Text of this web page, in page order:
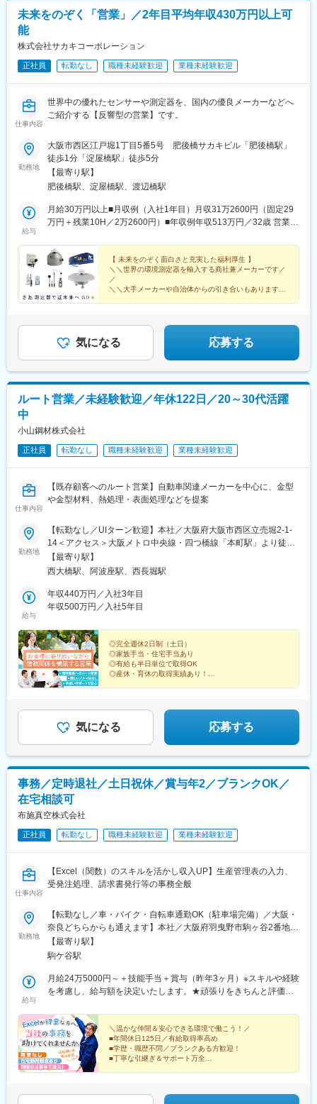
未来をのぞく「営業」／2年目平均年収430万円以上可
能
株式会社サカキコーポレーション
正社員 転勤なし 職種未経験歓迎 業種未経験歓迎
仕事内容
世界中の優れたセンサーや測定器を、国内の優良メーカーなどへ
ご紹介する【反響型の営業】です。
勤務地
大阪市西区江戸堀1丁目5番5号 肥後橋サカキビル「肥後橋駅」
徒歩1分「淀屋橋駅」徒歩5分
【最寄り駅】
肥後橋駅、淀屋橋駅、渡辺橋駅
給与
月給30万円以上■月収例（入社1年目）月収31万2600円（固定29
万円＋残業10H／2万2600円）■年収例年収513万円／32歳 営業職
＋残業10H／2万6000円）＋賞与80万円
【 未来をのぞく面白さと充実した福利厚生 】
＼＼世界の環境測定器を輸入する商社兼メーカーです／
／
＼＼大手メーカーや自治体からの引き合いもあります／
31万2600円（固定29万円＋残業10H／2万2600円）
気になる 応募する
ルート営業／未経験歓迎／年休122日／20～30代活躍
中
小山鋼材株式会社
正社員 転勤なし 職種未経験歓迎 業種未経験歓迎
仕事内容
【既存顧客へのルート営業】自動車関連メーカーを中心に、金型
や金型材料、熱処理・表面処理などを提案
勤務地
【転勤なし／UIターン歓迎】本社／大阪府大阪市西区立売堀2-1-
14＜アクセス＞大阪メトロ中央線・四つ橋線「本町駅」より徒歩
10分大阪メトロ長堀鶴見緑地線「西大橋駅」より徒歩8分大阪メ
トロ中央線・千日前線「阿波座駅」より徒歩6分※受動喫煙対策あ
【最寄り駅】
西大橋駅、阿波座駅、西長堀駅
給与
年収440万円／入社3年目
年収500万円／入社5年目
◎完全週休2日制（土日）
◎家族手当・住宅手当あり
◎有給も半日単位で取得OK
◎産休・育休の取得実績あり！
気になる 応募する
事務／定時退社／土日祝休／賞与年2／ブランクOK／
在宅相談可
布施真空株式会社
正社員 転勤なし 職種未経験歓迎 業種未経験歓迎
仕事内容
【Excel（関数）のスキルを活かし収入UP】生産管理表の入力、
受発注処理、請求書発行等の事務全般
勤務地
【転勤なし／車・バイク・自転車通勤OK（駐車場完備）／大阪・
奈良どちらからも通えます】本社／大阪府羽曳野市駒ヶ谷2番地
103＜アクセス＞近鉄南大阪線「駒ヶ谷駅」徒歩12分＜受動喫煙
対策＞屋内全面禁煙（喫煙可能場所あり）
【最寄り駅】
駒ケ谷駅
給与
月給24万5000円～＋技能手当＋賞与（昨年3ヶ月）※スキルや経験
を考慮し、給与額を決定いたします。★頑張りをきちんと評価し
料を自動計算化した等、業務改善のアイデアは大歓迎！頑張りや
資格取得に応じて技能手当が支給されます。
＼温かな仲間＆安心できる環境で働こう！／
■年間休日125日／有給取得率高め
■学歴・職歴不問／ブランクある方歓迎！
■丁寧な引継ぎ＆サポート万全
■リモートワーク相談可